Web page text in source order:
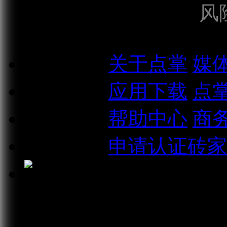
风
关于点掌 媒
应用下载 点
帮助中心 商
申请认证砖家